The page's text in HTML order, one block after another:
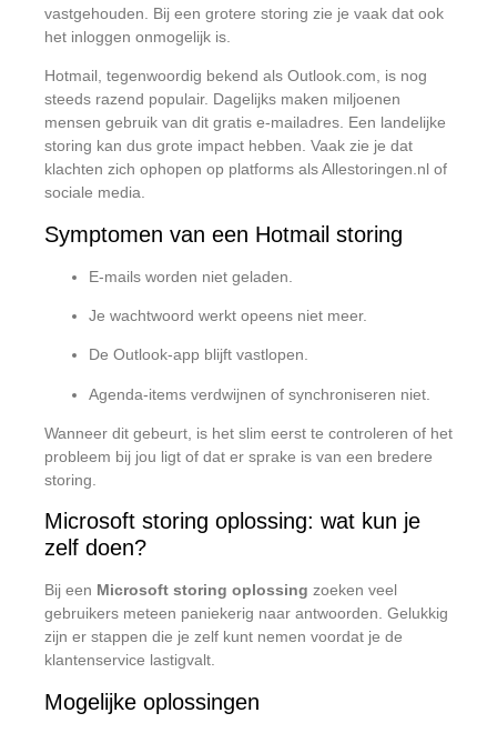
vastgehouden. Bij een grotere storing zie je vaak dat ook
het inloggen onmogelijk is.
Hotmail, tegenwoordig bekend als Outlook.com, is nog
steeds razend populair. Dagelijks maken miljoenen
mensen gebruik van dit gratis e-mailadres. Een landelijke
storing kan dus grote impact hebben. Vaak zie je dat
klachten zich ophopen op platforms als Allestoringen.nl of
sociale media.
Symptomen van een Hotmail storing
E-mails worden niet geladen.
Je wachtwoord werkt opeens niet meer.
De Outlook-app blijft vastlopen.
Agenda-items verdwijnen of synchroniseren niet.
Wanneer dit gebeurt, is het slim eerst te controleren of het
probleem bij jou ligt of dat er sprake is van een bredere
storing.
Microsoft storing oplossing: wat kun je
zelf doen?
Bij een Microsoft storing oplossing zoeken veel
gebruikers meteen paniekerig naar antwoorden. Gelukkig
zijn er stappen die je zelf kunt nemen voordat je de
klantenservice lastigvalt.
Mogelijke oplossingen